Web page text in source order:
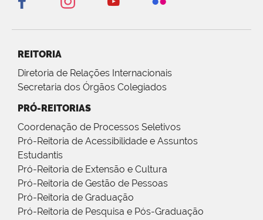
REITORIA
Diretoria de Relações Internacionais
Secretaria dos Órgãos Colegiados
PRÓ-REITORIAS
Coordenação de Processos Seletivos
Pró-Reitoria de Acessibilidade e Assuntos
Estudantis
Pró-Reitoria de Extensão e Cultura
Pró-Reitoria de Gestão de Pessoas
Pró-Reitoria de Graduação
Pró-Reitoria de Pesquisa e Pós-Graduação